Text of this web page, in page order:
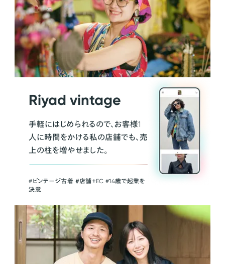
Riyad vintage
手軽にはじめられるので、お客様1
人に時間をかける私の店舗でも、売
上の柱を増やせました。
#ビンテージ古着 ＃店舗＋EC #14歳で起業を
決意